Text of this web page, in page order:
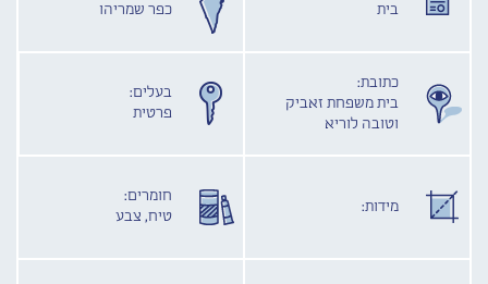
בית
כפר שמריהו
כתובת:
בית משפחת זאביק
וטובה לוריא
בעלים:
פרטית
מידות:
חומרים:
טיח, צבע